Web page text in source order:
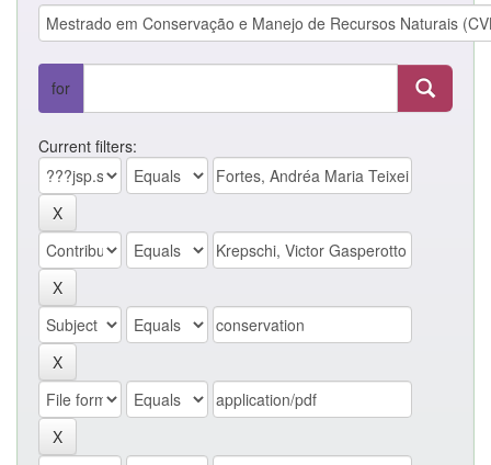
for
Current filters: